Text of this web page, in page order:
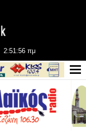
2:51:56 πμ